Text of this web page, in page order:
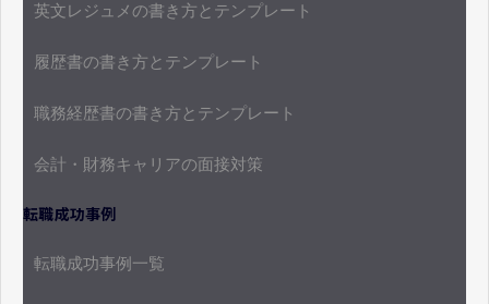
英文レジュメの書き方とテンプレート
履歴書の書き方とテンプレート
職務経歴書の書き方とテンプレート
会計・財務キャリアの面接対策
転職成功事例
転職成功事例一覧